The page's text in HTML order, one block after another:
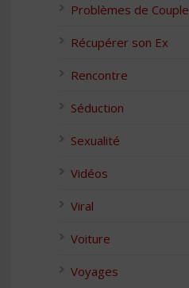
Problèmes de Couple
Récupérer son Ex
Rencontre
Séduction
Sexualité
Vidéos
Viral
Voiture
Voyages